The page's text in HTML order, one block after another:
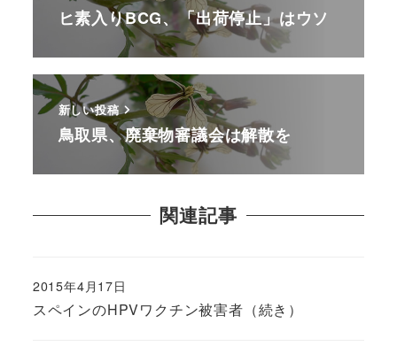
ヒ素入りBCG、「出荷停止」はウソ
新しい投稿
鳥取県、廃棄物審議会は解散を
関連記事
スペインのHPVワクチン被害者（続き）
2015年4月17日